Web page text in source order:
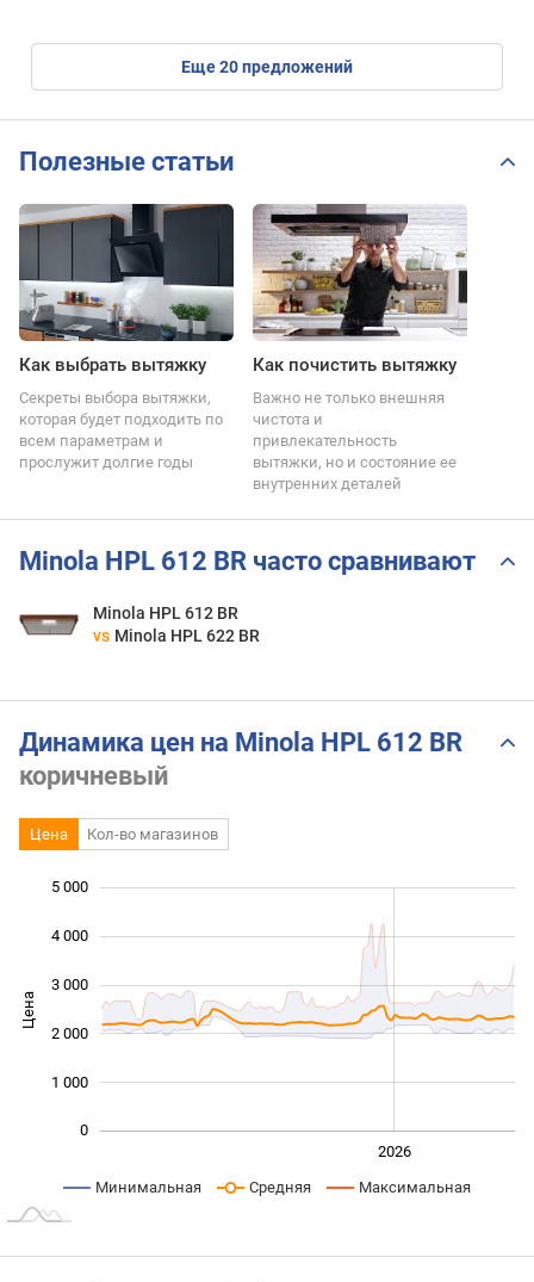
eще20предложений
Полезные статьи
Как выбрать вытяжку
Секреты выбора вытяжки,
которая будет подходить по
всем параметрам и
прослужит долгие годы
Как почистить вытяжку
Важно не только внешняя
чистота и
привлекательность
вытяжки, но и состояние ее
внутренних деталей
Minola HPL 612 BR часто сравнивают
Minola HPL 612 BR
vs Minola HPL 622 BR
Динамика цен на Minola HPL 612 BR
коричневый
Цена Кол-во магазинов
Цена
0
1 000
2 000
3 000
4 000
5 000
2026
Минимальная Средняя Максимальная